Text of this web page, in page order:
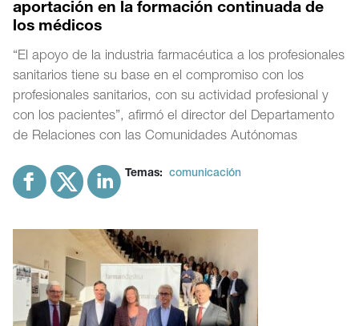
aportación en la formación continuada de
los médicos
“El apoyo de la industria farmacéutica a los profesionales
sanitarios tiene su base en el compromiso con los
profesionales sanitarios, con su actividad profesional y
con los pacientes”, afirmó el director del Departamento
de Relaciones con las Comunidades Autónomas
Temas: comunicación